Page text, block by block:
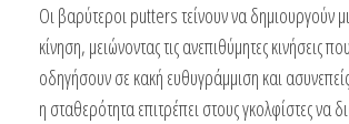
Οι βαρύτεροι putters τείνουν να δημιουργούν
κίνηση, μειώνοντας τις ανεπιθύμητες κινήσεις
οδηγήσουν σε κακή ευθυγράμμιση και
η σταθερότητα επιτρέπει στους γκολφίστες να